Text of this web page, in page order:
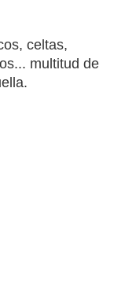
celtas,
multitud de